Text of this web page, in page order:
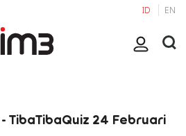
ID EN
TibaTibaQuiz 24 Februari